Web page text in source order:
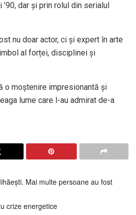
dar și prin rolul din serialul
nu doar actor, ci și expert în arte
al forței, disciplinei și
o moștenire impresionantă și
lume care l-au admirat de-a
Mai multe persoane au fost
crize energetice